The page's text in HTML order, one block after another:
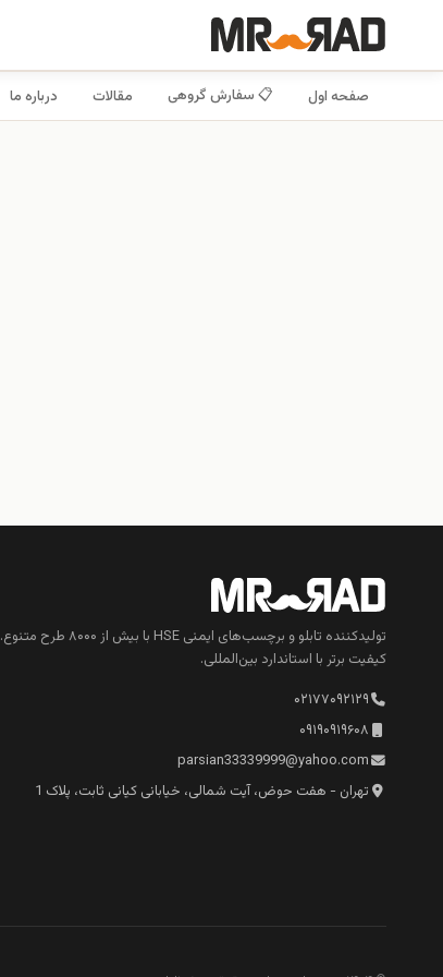
صفحه اول 📋 سفارش گروهی مقالات درباره ما
تولیدکننده تابلو و برچسب‌های ایمنی HSE با بیش از ۸۰۰۰ طرح متنوع.
کیفیت برتر با استاندارد بین‌المللی.
۰۲۱۷۷۰۹۲۱۲۹
۰۹۱۹۰۹۱۹۶۰۸
parsian33339999@yahoo.com
تهران - هفت حوض، آیت شمالی، خیابانی کیانی ثابت، پلاک 1